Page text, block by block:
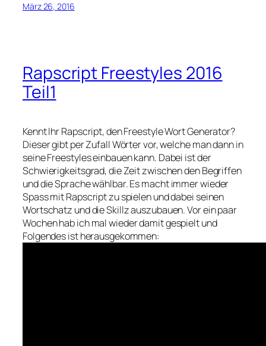
März 26, 2016
Rapscript Freestyles 2016
Teil1
Kennt Ihr Rapscript, den Freestyle Wort Generator?
Dieser gibt per Zufall Wörter vor, welche man dann in
seine Freestyles einbauen kann. Dabei ist der
Schwierigkeitsgrad, die Zeit zwischen den Begriffen
und die Sprache wählbar. Es macht immer wieder
Spass mit Rapscript zu spielen und dabei seinen
Wortschatz und die Skillz auszubauen. Vor ein paar
Wochen hab ich mal wieder damit gespielt und
Folgendes ist herausgekommen: